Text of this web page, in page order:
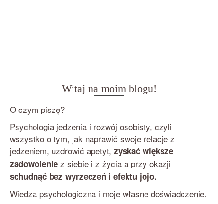
Witaj na moim blogu!
O czym piszę?
Psychologia jedzenia i rozwój osobisty, czyli
wszystko o tym, jak naprawić swoje relacje z
jedzeniem, uzdrowić apetyt, zyskać większe
zadowolenie z siebie i z życia a przy okazji
schudnąć bez wyrzeczeń i efektu jojo.
Wiedza psychologiczna i moje własne doświadczenie.